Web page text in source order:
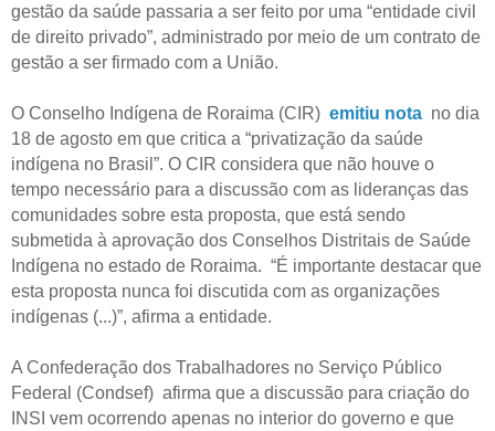
gestão da saúde passaria a ser feito por uma “entidade civil
de direito privado”, administrado por meio de um contrato de
gestão a ser firmado com a União.
O Conselho Indígena de Roraima (CIR) emitiu nota no dia
18 de agosto em que critica a “privatização da saúde
indígena no Brasil”. O CIR considera que não houve o
tempo necessário para a discussão com as lideranças das
comunidades sobre esta proposta, que está sendo
submetida à aprovação dos Conselhos Distritais de Saúde
Indígena no estado de Roraima. “É importante destacar que
esta proposta nunca foi discutida com as organizações
indígenas (...)”, afirma a entidade.
A Confederação dos Trabalhadores no Serviço Público
Federal (Condsef) afirma que a discussão para criação do
INSI vem ocorrendo apenas no interior do governo e que